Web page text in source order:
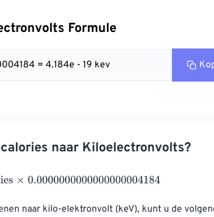
Formule
= 4.184e - 19 kev
naar Kiloelectronvolts?
naar kilo-elektronvolt (keV), kunt u de